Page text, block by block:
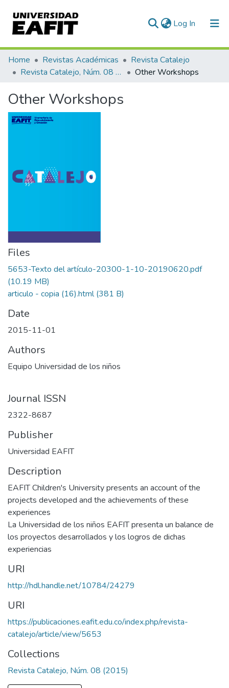
Log In (current)
Communities & Collections
All of DSpace
Statistics
Home Revistas Académicas
Revista Catalejo
Revista Catalejo, Núm. 08 (2015)
Other Workshops
Other Workshops
Files
5653-Texto del artículo-20300-1-10-20190620.pdf
(10.19 MB)
articulo - copia (16).html(381 B)
Date
2015-11-01
Authors
Equipo Universidad de los niños
Journal ISSN
2322-8687
Publisher
Universidad EAFIT
Description
EAFIT Children's University presents an account of the
projects developed and the achievements of these
experiences
La Universidad de los niños EAFIT presenta un balance de
los proyectos desarrollados y los logros de dichas
experiencias
URI
http://hdl.handle.net/10784/24279
URI
https://publicaciones.eafit.edu.co/index.php/revista-
catalejo/article/view/5653
Collections
Revista Catalejo, Núm. 08 (2015)